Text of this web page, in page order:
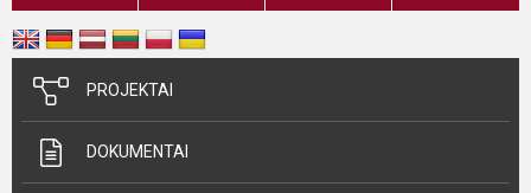
PROJEKTAI
DOKUMENTAI